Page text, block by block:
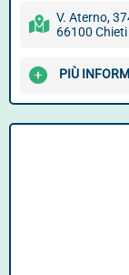
V. Aterno,
66100 Chieti
PIÙ